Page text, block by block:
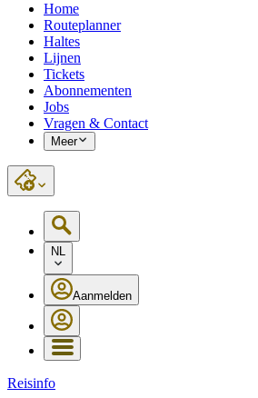
Home
Routeplanner
Haltes
Lijnen
Tickets
Abonnementen
Jobs
Vragen & Contact
Meer
NL
Aanmelden
Reisinfo